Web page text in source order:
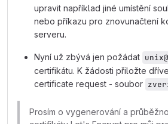
upravit například jiné umístění
nebo příkazu pro znovunačtení
serveru.
Nyní už zbývá jen požádat
certifikátu. K žádosti přiložte
certificate request - soubor
Prosím o vygenerování a